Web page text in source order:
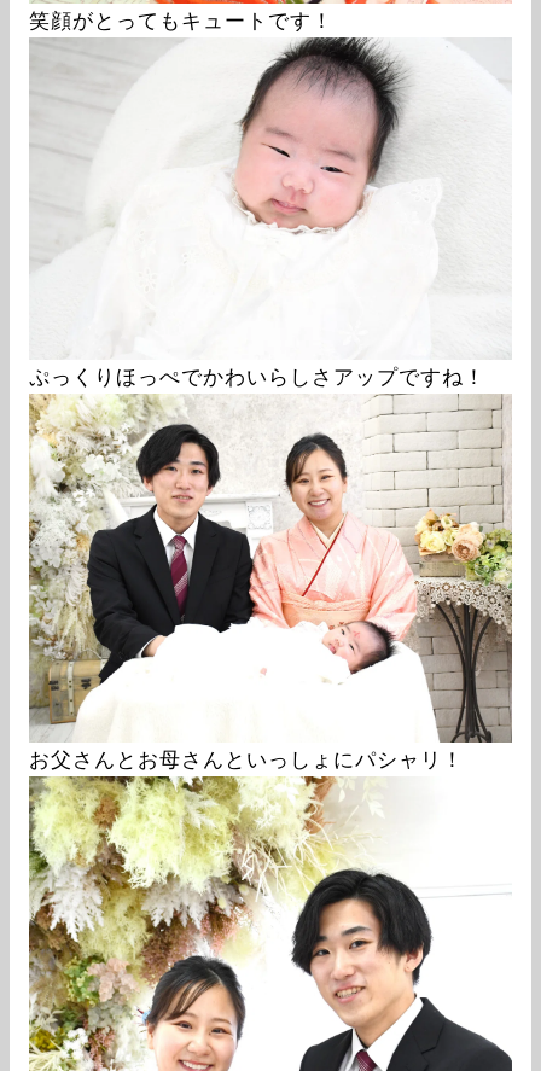
笑顔がとってもキュートです！
ぷっくりほっぺでかわいらしさアップですね！
お父さんとお母さんといっしょにパシャリ！